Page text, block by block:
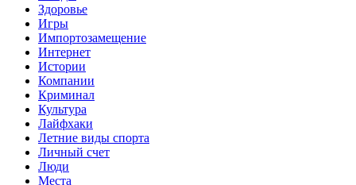
Здоровье
Игры
Импортозамещение
Интернет
Истории
Компании
Криминал
Культура
Лайфхаки
Летние виды спорта
Личный счет
Люди
Места